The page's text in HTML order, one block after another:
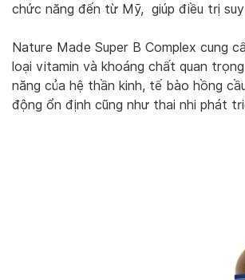
chức năng đến từ Mỹ, giúp điều trị
Nature Made Super B Complex cung
loại vitamin và khoáng chất quan
năng của hệ thần kinh, tế bào hồng
động ổn định cũng như thai nhi phát